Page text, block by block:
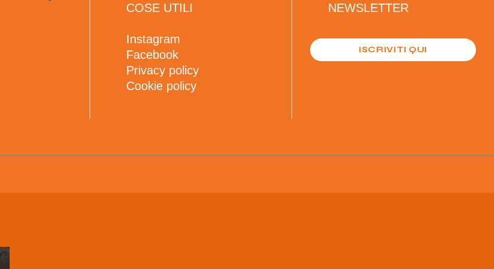
COSE UTILI
Instagram
Facebook
Privacy policy
Cookie policy
NEWSLETTER
ISCRIVITI QUI